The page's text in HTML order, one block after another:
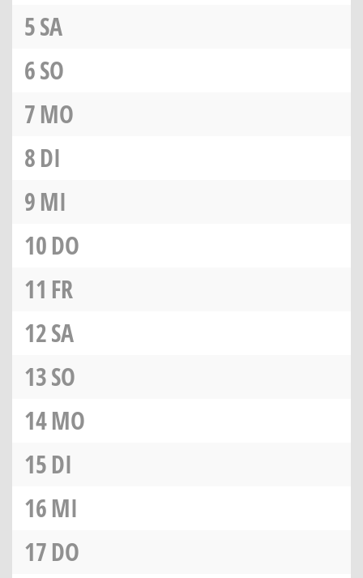
5SA
6SO
7MO
8DI
9MI
10DO
11 FR
12SA
13SO
14MO
15DI
16MI
17DO